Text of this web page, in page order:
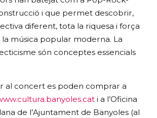
i que permet descobrir,
diferent, tota la riquesa i força
música popular moderna. La
són conceptes essencials
al concert es poden comprar a
i a l’Oficina
de l’Ajuntament de Banyoles (al